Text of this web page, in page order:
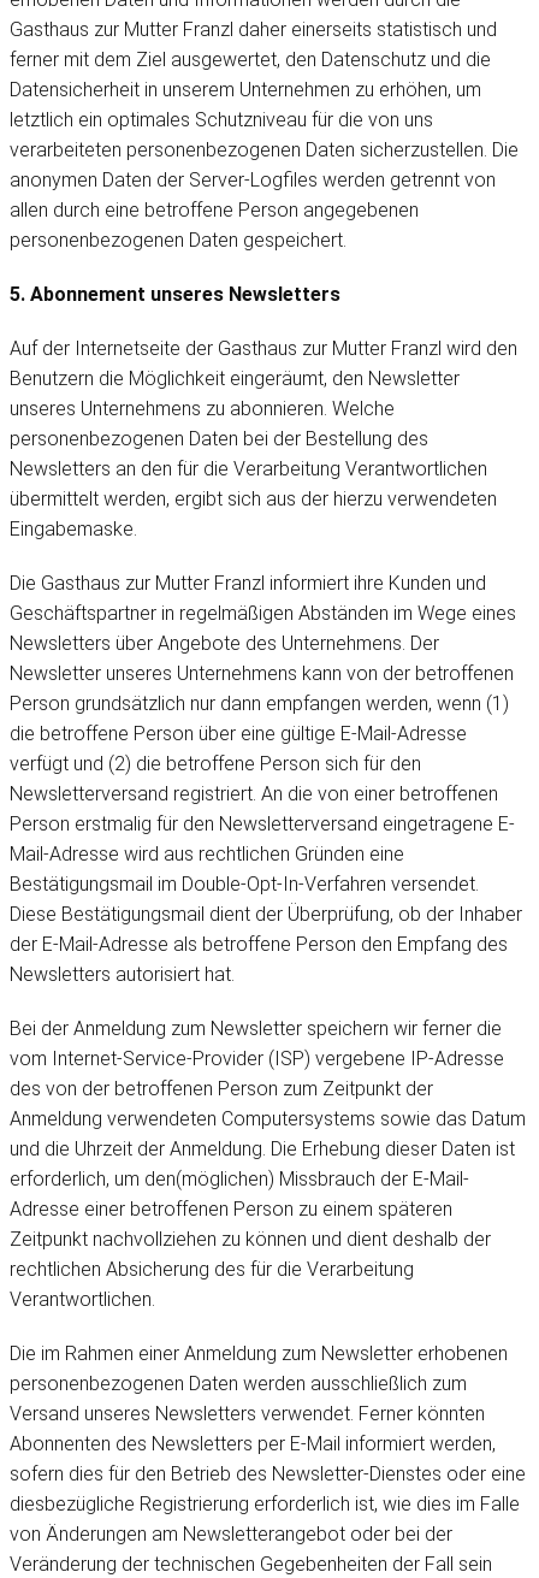
Gasthaus zur Mutter Franzl daher einerseits statistisch und
ferner mit dem Ziel ausgewertet, den Datenschutz und die
Datensicherheit in unserem Unternehmen zu erhöhen, um
letztlich ein optimales Schutzniveau für die von uns
verarbeiteten personenbezogenen Daten sicherzustellen. Die
anonymen Daten der Server-Logfiles werden getrennt von
allen durch eine betroffene Person angegebenen
personenbezogenen Daten gespeichert.
5. Abonnement unseres Newsletters
Auf der Internetseite der Gasthaus zur Mutter Franzl wird den
Benutzern die Möglichkeit eingeräumt, den Newsletter
unseres Unternehmens zu abonnieren. Welche
personenbezogenen Daten bei der Bestellung des
Newsletters an den für die Verarbeitung Verantwortlichen
übermittelt werden, ergibt sich aus der hierzu verwendeten
Eingabemaske.
Die Gasthaus zur Mutter Franzl informiert ihre Kunden und
Geschäftspartner in regelmäßigen Abständen im Wege eines
Newsletters über Angebote des Unternehmens. Der
Newsletter unseres Unternehmens kann von der betroffenen
Person grundsätzlich nur dann empfangen werden, wenn (1)
die betroffene Person über eine gültige E-Mail-Adresse
verfügt und (2) die betroffene Person sich für den
Newsletterversand registriert. An die von einer betroffenen
Person erstmalig für den Newsletterversand eingetragene E-
Mail-Adresse wird aus rechtlichen Gründen eine
Bestätigungsmail im Double-Opt-In-Verfahren versendet.
Diese Bestätigungsmail dient der Überprüfung, ob der Inhaber
der E-Mail-Adresse als betroffene Person den Empfang des
Newsletters autorisiert hat.
Bei der Anmeldung zum Newsletter speichern wir ferner die
vom Internet-Service-Provider (ISP) vergebene IP-Adresse
des von der betroffenen Person zum Zeitpunkt der
Anmeldung verwendeten Computersystems sowie das Datum
und die Uhrzeit der Anmeldung. Die Erhebung dieser Daten ist
erforderlich, um den(möglichen) Missbrauch der E-Mail-
Adresse einer betroffenen Person zu einem späteren
Zeitpunkt nachvollziehen zu können und dient deshalb der
rechtlichen Absicherung des für die Verarbeitung
Verantwortlichen.
Die im Rahmen einer Anmeldung zum Newsletter erhobenen
personenbezogenen Daten werden ausschließlich zum
Versand unseres Newsletters verwendet. Ferner könnten
Abonnenten des Newsletters per E-Mail informiert werden,
sofern dies für den Betrieb des Newsletter-Dienstes oder eine
diesbezügliche Registrierung erforderlich ist, wie dies im Falle
von Änderungen am Newsletterangebot oder bei der
Veränderung der technischen Gegebenheiten der Fall sein